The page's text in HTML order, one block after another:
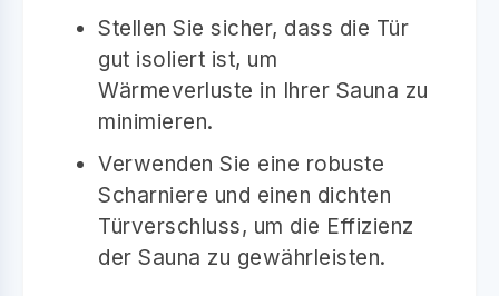
Stellen Sie sicher, dass die Tür
gut isoliert ist, um
Wärmeverluste in Ihrer Sauna zu
minimieren.
Verwenden Sie eine robuste
Scharniere und einen dichten
Türverschluss, um die Effizienz
der Sauna zu gewährleisten.